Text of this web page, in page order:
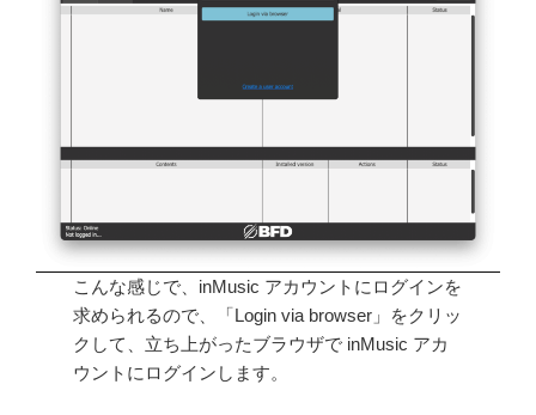
こんな感じで、inMusic アカウントにログインを
求められるので、「Login via browser」をクリッ
クして、立ち上がったブラウザで inMusic アカ
ウントにログインします。